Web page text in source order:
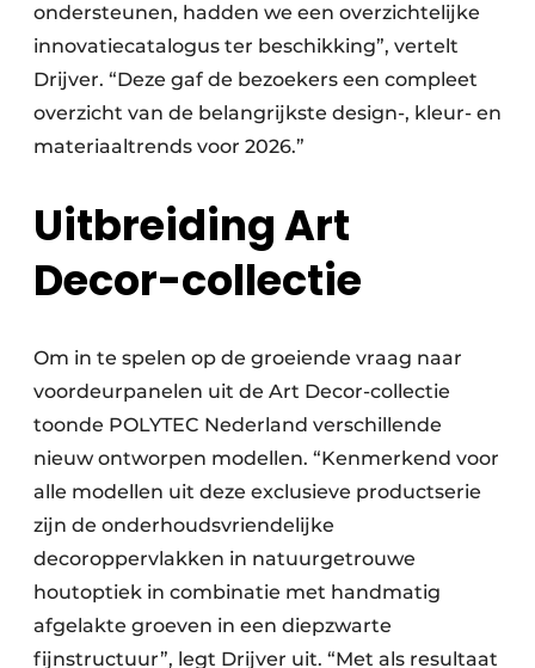
ondersteunen, hadden we een overzichtelijke
innovatiecatalogus ter beschikking”, vertelt
Drijver. “Deze gaf de bezoekers een compleet
overzicht van de belangrijkste design-, kleur- en
materiaaltrends voor 2026.”
Uitbreiding Art
Decor-collectie
Om in te spelen op de groeiende vraag naar
voordeurpanelen uit de Art Decor-collectie
toonde POLYTEC Nederland verschillende
nieuw ontworpen modellen. “Kenmerkend voor
alle modellen uit deze exclusieve productserie
zijn de onderhoudsvriendelijke
decoroppervlakken in natuurgetrouwe
houtoptiek in combinatie met handmatig
afgelakte groeven in een diepzwarte
fijnstructuur”, legt Drijver uit. “Met als resultaat